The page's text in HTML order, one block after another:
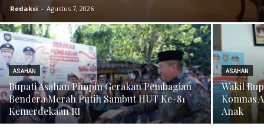
Redaksi - Agustus 7, 2026
ASAHAN
Bupati Asahan Pimpin Gerakan Pembagian
Bendera Merah Putih Sambut HUT Ke-81
Kemerdekaan RI
ASAHAN
Wakil
Komnas
Anak